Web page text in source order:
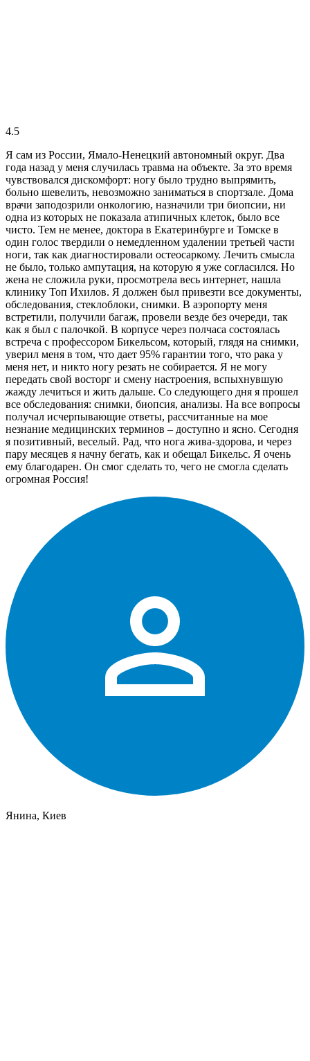
4.5
Я сам из России, Ямало-Ненецкий автономный округ. Два
года назад у меня случилась травма на объекте. За это время
чувствовался дискомфорт: ногу было трудно выпрямить,
больно шевелить, невозможно заниматься в спортзале. Дома
врачи заподозрили онкологию, назначили три биопсии, ни
одна из которых не показала атипичных клеток, было все
чисто. Тем не менее, доктора в Екатеринбурге и Томске в
один голос твердили о немедленном удалении третьей части
ноги, так как диагностировали остеосаркому. Лечить смысла
не было, только ампутация, на которую я уже согласился. Но
жена не сложила руки, просмотрела весь интернет, нашла
клинику Топ Ихилов. Я должен был привезти все документы,
обследования, стеклоблоки, снимки. В аэропорту меня
встретили, получили багаж, провели везде без очереди, так
как я был с палочкой. В корпусе через полчаса состоялась
встреча с профессором Бикельсом, который, глядя на снимки,
уверил меня в том, что дает 95% гарантии того, что рака у
меня нет, и никто ногу резать не собирается. Я не могу
передать свой восторг и смену настроения, вспыхнувшую
жажду лечиться и жить дальше. Со следующего дня я прошел
все обследования: снимки, биопсия, анализы. На все вопросы
получал исчерпывающие ответы, рассчитанные на мое
незнание медицинских терминов – доступно и ясно. Сегодня
я позитивный, веселый. Рад, что нога жива-здорова, и через
пару месяцев я начну бегать, как и обещал Бикельс. Я очень
ему благодарен. Он смог сделать то, чего не смогла сделать
огромная Россия!
Янина, Киев